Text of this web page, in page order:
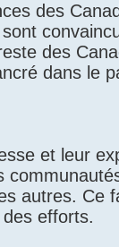
des
des
dans le
et leur
autres. Ce
efforts.